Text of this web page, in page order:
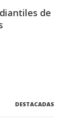
de
DESTACADAS